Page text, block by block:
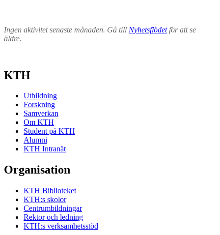
Ingen aktivitet senaste månaden. Gå till Nyhetsflödetför att se
äldre.
KTH
Utbildning
Forskning
Samverkan
Om KTH
Student på KTH
Alumni
KTH Intranät
Organisation
KTH Biblioteket
KTH:s skolor
Centrumbildningar
Rektor och ledning
KTH:s verksamhetsstöd